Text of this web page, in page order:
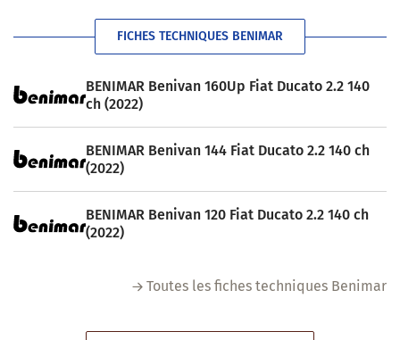
FICHES TECHNIQUES BENIMAR
BENIMAR Benivan 160Up Fiat Ducato 2.2 140
ch (2022)
BENIMAR Benivan 144 Fiat Ducato 2.2 140 ch
(2022)
BENIMAR Benivan 120 Fiat Ducato 2.2 140 ch
(2022)
Toutes les fiches techniques Benimar